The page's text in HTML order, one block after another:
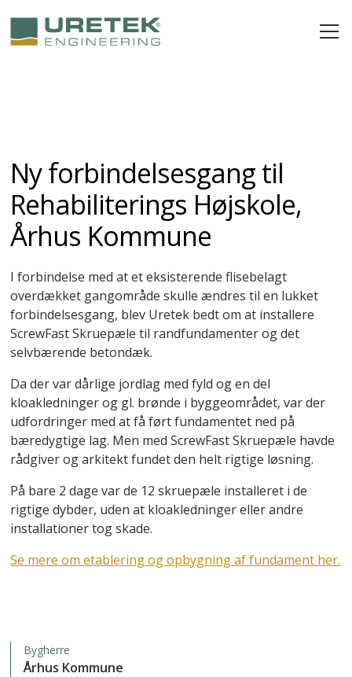
Ny forbindelsesgang til
Rehabiliterings Højskole,
Århus Kommune
I forbindelse med at et eksisterende flisebelagt
overdækket gangområde skulle ændres til en lukket
forbindelsesgang, blev Uretek bedt om at installere
ScrewFast Skruepæle til randfundamenter og det
selvbærende betondæk.
Da der var dårlige jordlag med fyld og en del
kloakledninger og gl. brønde i byggeområdet, var der
udfordringer med at få ført fundamentet ned på
bæredygtige lag. Men med ScrewFast Skruepæle havde
rådgiver og arkitekt fundet den helt rigtige løsning.
På bare 2 dage var de 12 skruepæle installeret i de
rigtige dybder, uden at kloakledninger eller andre
installationer tog skade.
Se mere om etablering og opbygning af fundament her.
Bygherre
Århus Kommune